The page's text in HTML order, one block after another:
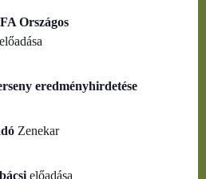
Országos
előadása
eredményhirdetése
Zenekar
előadása